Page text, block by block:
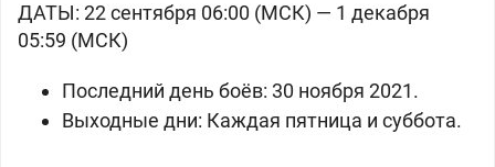
ДАТЫ: 22 сентября 06:00 (МСК) — 1 декабря
05:59 (МСК)
Последний день боёв: 30 ноября 2021.
Выходные дни: Каждая пятница и суббота.